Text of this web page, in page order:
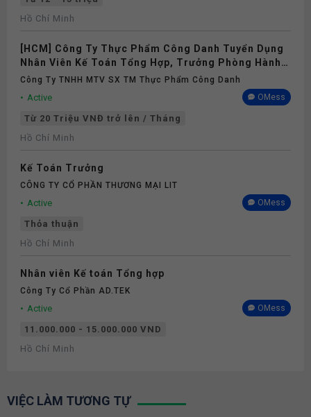
Hồ Chí Minh
[HCM] Công Ty Thực Phẩm Công Danh Tuyển Dụng
Nhân Viên Kế Toán Tổng Hợp, Trưởng Phòng Hành
Chính - Nhân Sự Full-time 2026
Công Ty TNHH MTV SX TM Thực Phẩm Công Danh
Active OMess
Từ 20 Triệu VNĐ trở lên / Tháng
Hồ Chí Minh
Kế Toán Trưởng
CÔNG TY CỔ PHẦN THƯƠNG MẠI LIT
Active OMess
Thỏa thuận
Hồ Chí Minh
Nhân viên Kế toán Tổng hợp
Công Ty Cổ Phần AD.TEK
Active OMess
11.000.000 - 15.000.000 VND
Hồ Chí Minh
VIỆC LÀM TƯƠNG TỰ